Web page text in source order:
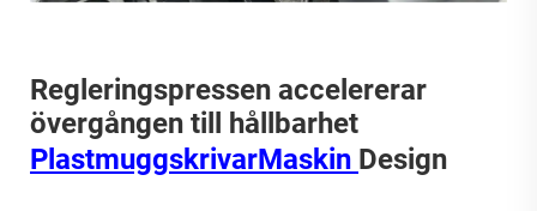
Regleringspressen accelererar
övergången till hållbarhet
PlastmuggskrivarMaskin Design